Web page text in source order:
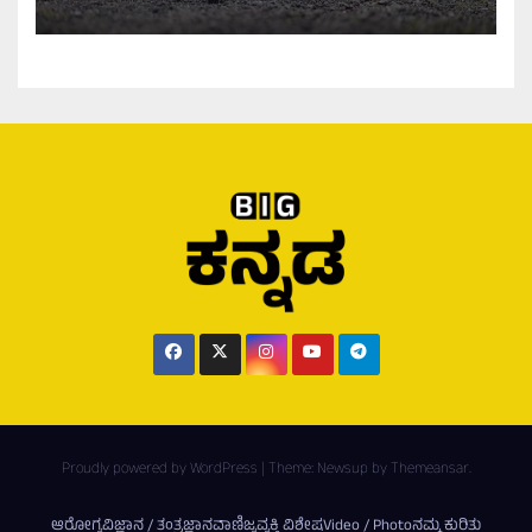
Proudly powered by WordPress | Theme:Newsup byThemeansar.